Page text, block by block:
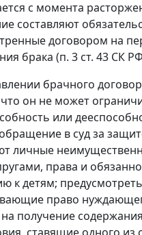
с момента
составляют
договором на
брака (п. 3 ст. 43 СК
брачного
он не может
или
в суд за
личные
права и
к детям;
право
получение